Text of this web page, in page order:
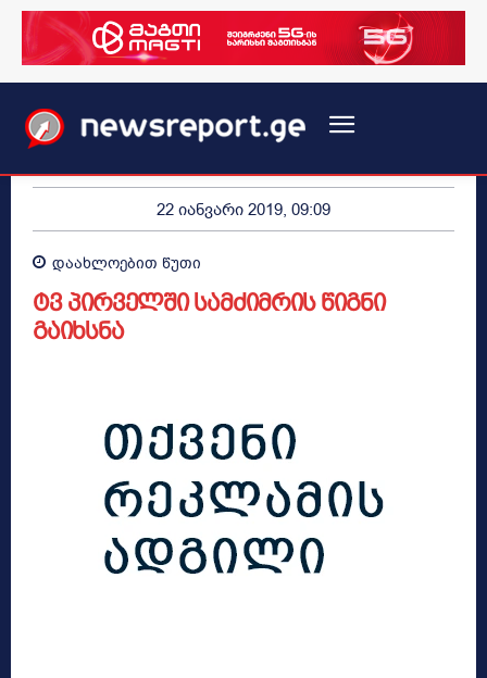
22 იანვარი 2019, 09:09
დაახლოებით წუთი
ტვ პირველში სამძიმრის წიგნი
გაიხსნა